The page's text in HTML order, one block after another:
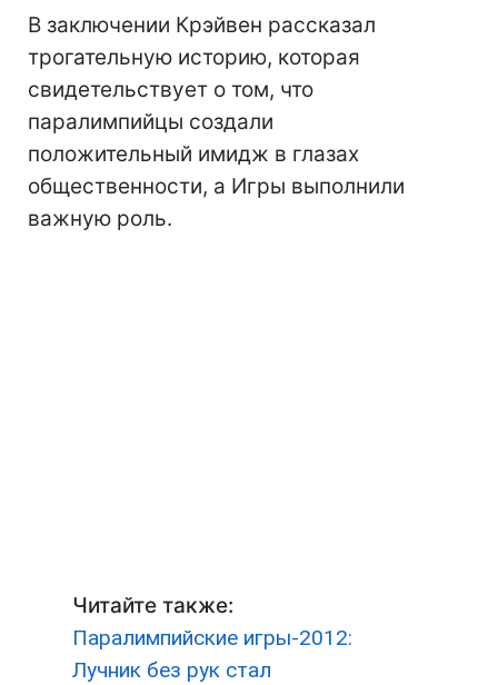
В заключении Крэйвен рассказал
трогательную историю, которая
свидетельствует о том, что
паралимпийцы создали
положительный имидж в глазах
общественности, а Игры выполнили
важную роль.
Читайте также:
Паралимпийские игры-2012:
Лучник без рук стал